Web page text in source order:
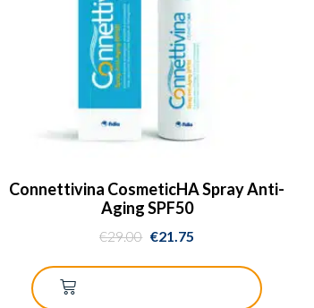
Connettivina CosmeticHA Spray Anti-
Aging SPF50
€29.00 €21.75